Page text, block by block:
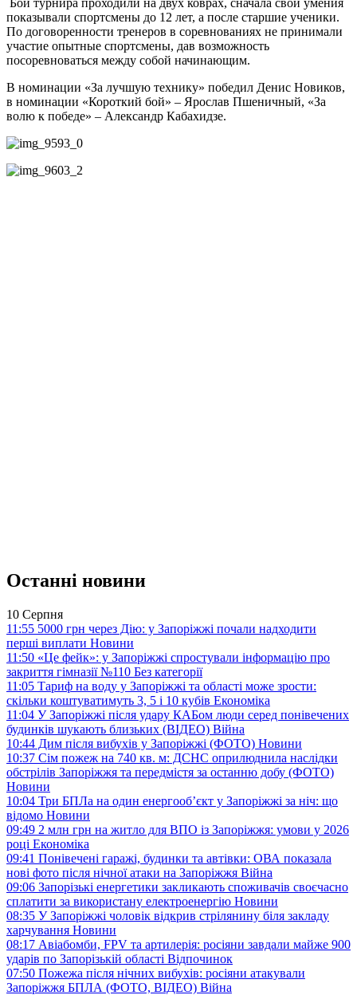
показывали спортсмены до 12 лет, а после старшие ученики.
По договоренности тренеров в соревнованиях не принимали
участие опытные спортсмены, дав возможность
посоревноваться между собой начинающим.
В номинации «За лучшую технику» победил Денис Новиков,
в номинации «Короткий бой» – Ярослав Пшеничный, «За
волю к победе» – Александр Кабахидзе.
Останні новини
10 Серпня
11:55 5000 грн через Дію: у Запоріжжі почали надходити
перші виплати Новини
11:50 «Це фейк»: у Запоріжжі спростували інформацію про
закриття гімназії №110 Без категорії
11:05 Тариф на воду у Запоріжжі та області може зрости:
скільки коштуватимуть 3, 5 і 10 кубів Економіка
11:04 У Запоріжжі після удару КАБом люди серед понівечених
будинків шукають близьких (ВІДЕО) Війна
10:44 Дим після вибухів у Запоріжжі (ФОТО) Новини
10:37 Сім пожеж на 740 кв. м: ДСНС оприлюднила наслідки
обстрілів Запоріжжя та передмістя за останню добу (ФОТО)
Новини
10:04 Три БПЛа на один енергооб’єкт у Запоріжжі за ніч: що
відомо Новини
09:49 2 млн грн на житло для ВПО із Запоріжжя: умови у 2026
році Економіка
09:41 Понівечені гаражі, будинки та автівки: ОВА показала
нові фото після нічної атаки на Запоріжжя Війна
09:06 Запорізькі енергетики закликають споживачів своєчасно
сплатити за використану електроенергію Новини
08:35 У Запоріжжі чоловік відкрив стрілянину біля закладу
харчування Новини
08:17 Авіабомби, FPV та артилерія: росіяни завдали майже 900
ударів по Запорізькій області Відпочинок
07:50 Пожежа після нічних вибухів: росіяни атакували
Запоріжжя БПЛА (ФОТО, ВІДЕО) Війна